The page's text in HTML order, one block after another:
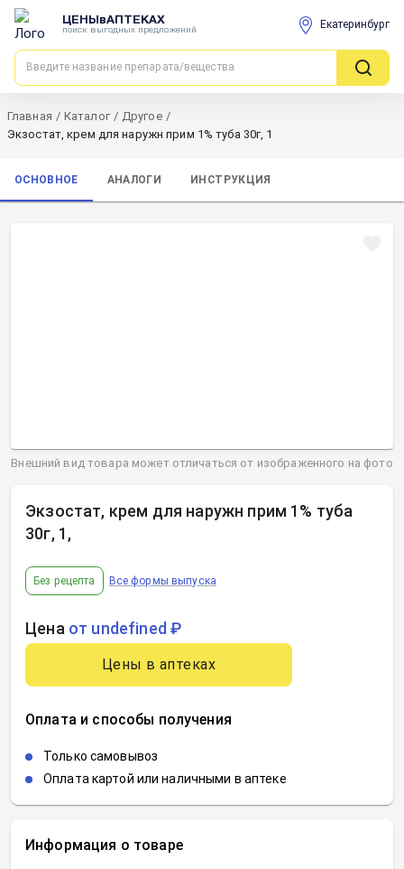
ЦЕНЫвАПТЕКАХ
поиск выгодных предложений Екатеринбург
Главная / Каталог / Другое /
Экзостат, крем для наружн прим 1% туба 30г, 1
ОСНОВНОЕ АНАЛОГИ ИНСТРУКЦИЯ
Информация о товаре
Экзостат, крем для наружн прим 1% туба
30г, 1 ,
Без рецепта Все формы выпуска
Цена от undefined ₽
Цены в аптеках
Оплата и способы получения
Только самовывоз
Оплата картой или наличными в аптеке
Внешний вид товара может отличаться от изображенного на фото